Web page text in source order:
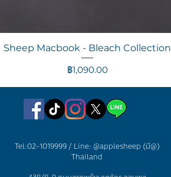
ดูข้อมูลด่วน
Sheep Macbook - Bleach Collection
ราคา
฿1,090.00
Tel:02-1019999 / Line: @applesheep (มี@)
Thailand